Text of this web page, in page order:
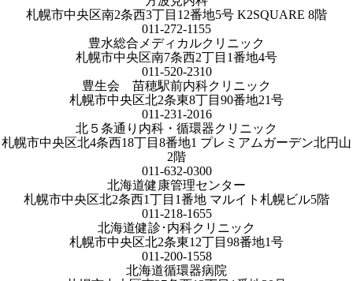
札幌市中央区南2条西3丁目12番地5号 K2SQUARE 8階
011-272-1155
豊水総合メディカルクリニック
札幌市中央区南7条西2丁目1番地4号
011-520-2310
豊生会 苗穂駅前内科クリニック
札幌市中央区北2条東8丁目90番地21号
011-231-2016
北５条通り内科・循環器クリニック
札幌市中央区北4条西18丁目8番地1 プレミアムガーデン北円山
2階
011-632-0300
北海道健康管理センター
札幌市中央区北2条西1丁目1番地 マルイト札幌ビル5階
011-218-1655
北海道健診･内科クリニック
札幌市中央区北2条東12丁目98番地1号
011-200-1558
北海道循環器病院